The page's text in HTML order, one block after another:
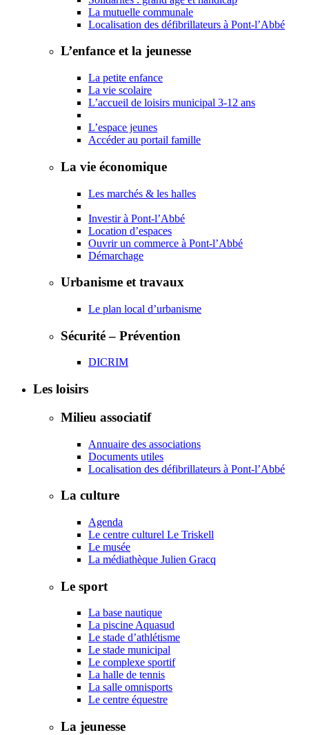
La mutuelle communale
Localisation des défibrillateurs à Pont-l’Abbé
L’enfance et la jeunesse
La petite enfance
La vie scolaire
L’accueil de loisirs municipal 3-12 ans
L’espace jeunes
Accéder au portail famille
La vie économique
Les marchés & les halles
Investir à Pont-l’Abbé
Location d’espaces
Ouvrir un commerce à Pont-l’Abbé
Démarchage
Urbanisme et travaux
Le plan local d’urbanisme
Sécurité – Prévention
DICRIM
Les loisirs
Milieu associatif
Annuaire des associations
Documents utiles
Localisation des défibrillateurs à Pont-l’Abbé
La culture
Agenda
Le centre culturel Le Triskell
Le musée
La médiathèque Julien Gracq
Le sport
La base nautique
La piscine Aquasud
Le stade d’athlétisme
Le stade municipal
Le complexe sportif
La halle de tennis
La salle omnisports
Le centre équestre
La jeunesse